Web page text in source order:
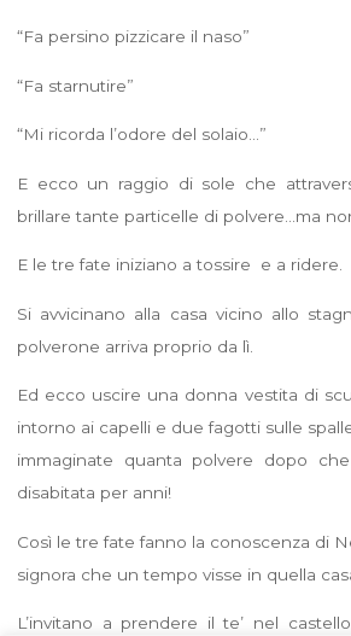
“Fa persino pizzicare il naso”
“Fa starnutire”
“Mi ricorda l’odore del solaio…”
E ecco un raggio di sole che
brillare tante particelle di polvere…ma
E le tre fate iniziano a tossire e a ridere.
Si avvicinano alla casa vicino allo
polverone arriva proprio da lì.
Ed ecco uscire una donna vestita di
intorno ai capelli e due fagotti sulle
immaginate quanta polvere dopo
disabitata per anni!
Così le tre fate fanno la conoscenza di
signora che un tempo visse in quella
L’invitano a prendere il te’ nel